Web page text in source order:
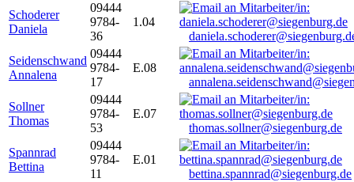
Schoderer
Daniela
09444
9784-
36
1.04
Seidenschwand
Annalena
09444
9784-
17
E.08
Sollner
Thomas
09444
9784-
53
E.07
thomas.sollner@siegenburg.de
Spannrad
Bettina
09444
9784-
11
E.01
bettina.spannrad@siegenburg.de